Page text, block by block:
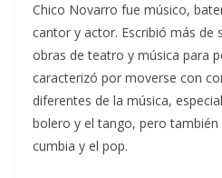
Chico Novarro fue músico,
cantor y actor. Escribió más de
obras de teatro y música para
caracterizó por moverse con
diferentes de la música,
bolero y el tango, pero también
cumbia y el pop.